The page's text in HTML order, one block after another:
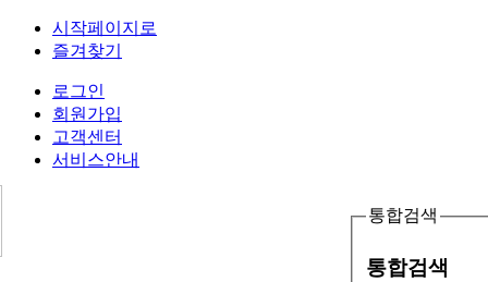
시작페이지로
즐겨찾기
로그인
회원가입
고객센터
서비스안내
통합검색
통합검색